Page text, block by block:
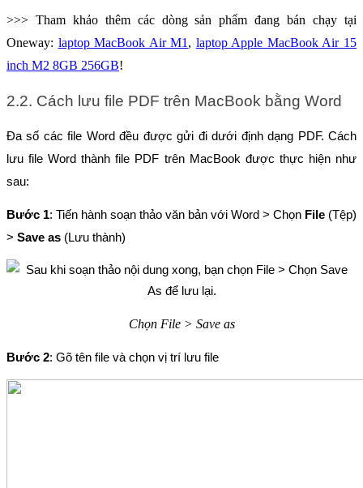
>>> Tham khảo thêm các dòng sản phẩm đang bán chạy tại
Oneway: laptop MacBook Air M1 , laptop Apple MacBook Air 15
inch M2 8GB 256GB!
2.2. Cách lưu file PDF trên MacBook bằng Word
Đa số các file Word đều được gửi đi dưới định dạng PDF. Cách
lưu file Word thành file PDF trên MacBook được thực hiện như
sau:
Bước 1: Tiến hành soạn thảo văn bản với Word > Chọn File (Tệp)
> Save as (Lưu thành)
Chọn File > Save as
Bước 2: Gõ tên file và chọn vị trí lưu file